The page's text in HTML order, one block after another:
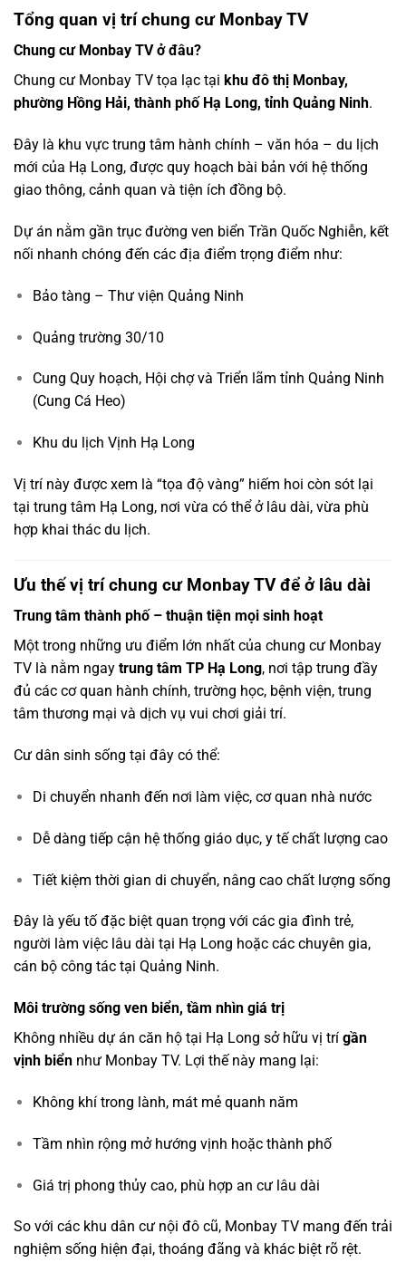
Tổng quan vị trí chung cư Monbay TV
Chung cư Monbay TV ở đâu?
Chung cư Monbay TV tọa lạc tại khu đô thị Monbay,
phường Hồng Hải, thành phố Hạ Long, tỉnh Quảng Ninh.
Đây là khu vực trung tâm hành chính – văn hóa – du lịch
mới của Hạ Long, được quy hoạch bài bản với hệ thống
giao thông, cảnh quan và tiện ích đồng bộ.
Dự án nằm gần trục đường ven biển Trần Quốc Nghiễn, kết
nối nhanh chóng đến các địa điểm trọng điểm như:
Bảo tàng – Thư viện Quảng Ninh
Quảng trường 30/10
Cung Quy hoạch, Hội chợ và Triển lãm tỉnh Quảng Ninh
(Cung Cá Heo)
Khu du lịch Vịnh Hạ Long
Vị trí này được xem là “tọa độ vàng” hiếm hoi còn sót lại
tại trung tâm Hạ Long, nơi vừa có thể ở lâu dài, vừa phù
hợp khai thác du lịch.
Ưu thế vị trí chung cư Monbay TV để ở lâu dài
Trung tâm thành phố – thuận tiện mọi sinh hoạt
Một trong những ưu điểm lớn nhất của chung cư Monbay
TV là nằm ngay trung tâm TP Hạ Long, nơi tập trung đầy
đủ các cơ quan hành chính, trường học, bệnh viện, trung
tâm thương mại và dịch vụ vui chơi giải trí.
Cư dân sinh sống tại đây có thể:
Di chuyển nhanh đến nơi làm việc, cơ quan nhà nước
Dễ dàng tiếp cận hệ thống giáo dục, y tế chất lượng cao
Tiết kiệm thời gian di chuyển, nâng cao chất lượng sống
Đây là yếu tố đặc biệt quan trọng với các gia đình trẻ,
người làm việc lâu dài tại Hạ Long hoặc các chuyên gia,
cán bộ công tác tại Quảng Ninh.
Môi trường sống ven biển, tầm nhìn giá trị
Không nhiều dự án căn hộ tại Hạ Long sở hữu vị trí gần
vịnh biển như Monbay TV. Lợi thế này mang lại:
Không khí trong lành, mát mẻ quanh năm
Tầm nhìn rộng mở hướng vịnh hoặc thành phố
Giá trị phong thủy cao, phù hợp an cư lâu dài
So với các khu dân cư nội đô cũ, Monbay TV mang đến trải
nghiệm sống hiện đại, thoáng đãng và khác biệt rõ rệt.